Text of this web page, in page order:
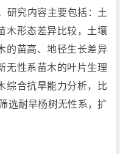
研究内容主要包括：土
木形态差异比较，土壤
的苗高、地径生长差异
无性系苗木的叶片生理
综合抗旱能力分析，比
选耐旱杨树无性系，扩